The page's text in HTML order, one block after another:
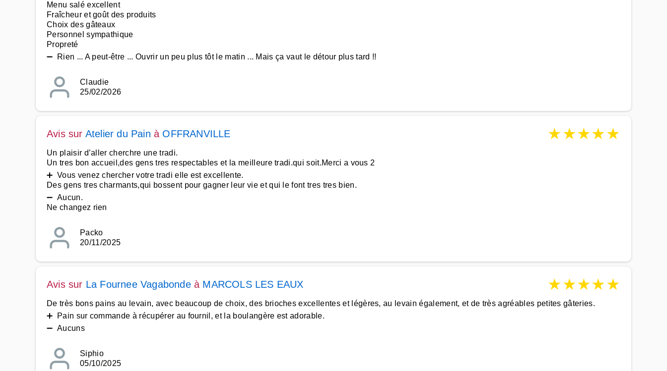
Menu salé excellent
Fraîcheur et goût des produits
Choix des gâteaux
Personnel sympathique
Propreté
➖ Rien ... A peut-être ... Ouvrir un peu plus tôt le matin ... Mais ça vaut le détour plus tard !!
Claudie
25/02/2026
Avis sur Atelier du Pain à OFFRANVILLE ★★★★★
Un plaisir d’aller cherchre une tradi.
Un tres bon accueil,des gens tres respectables et la meilleure tradi.qui soit.Merci a vous 2
➕ Vous venez chercher votre tradi elle est excellente.
Des gens tres charmants,qui bossent pour gagner leur vie et qui le font tres tres bien.
➖ Aucun.
Ne changez rien
Packo
20/11/2025
Avis sur La Fournee Vagabondeà MARCOLS LES EAUX ★★★★★
De très bons pains au levain, avec beaucoup de choix, des brioches excellentes et légères, au levain également, et de très agréables petites gâteries.
➕ Pain sur commande à récupérer au fournil, et la boulangère est adorable.
➖ Aucuns
Siphio
05/10/2025